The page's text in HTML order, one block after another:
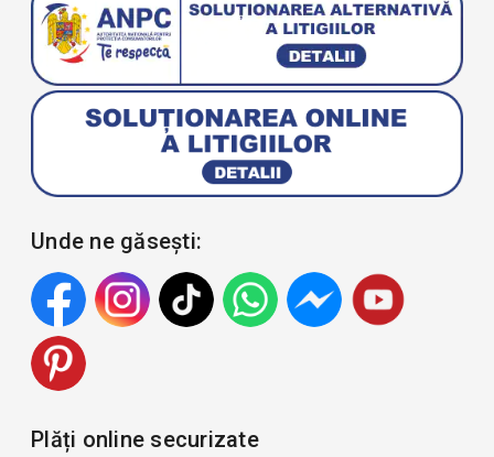
Unde ne găsești:
Plăți online securizate